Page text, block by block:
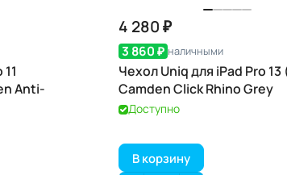
Anti-
4 280 ₽
3 860 ₽ наличными
Чехол Uniq для iPad Pro 13
Camden Click Rhino Grey
Доступно
В корзину